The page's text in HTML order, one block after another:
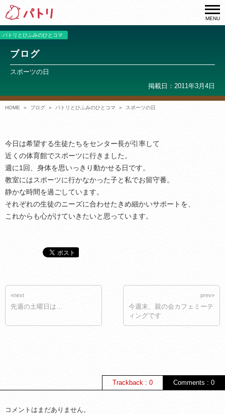
MENU
パトリとひふみのひとコマ
ブログ
スポーツの日
掲載日：2011年3月4日
HOME ブログ パトリとひふみのひとコマ スポーツの日
今日は希望する生徒たちをセンター長が引率して
近くの体育館でスポーツに行きました。
週に1回、身体を思いっきり動かせる日です。
教室にはスポーツに行かなかった子と私でお留守番。
静かな時間を過ごしています。
それぞれの生徒のニーズに合わせたきめ細かいサポートを、
これからも心がけていきたいと思っています。
«next
先週の土曜日は…
prev»
今週末、親の会カフェミーテ
ィングです
Comments : 0
Trackback : 0
コメントはまだありません。